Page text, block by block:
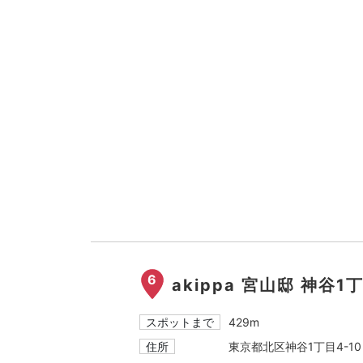
6 akippa 宮山邸 神谷1
スポットまで
429m
住所
東京都北区神谷1丁目4-10